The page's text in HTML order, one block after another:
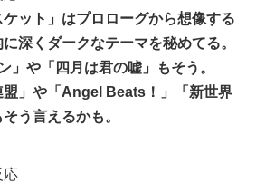
ケット」はプロローグから想像する
深くダークなテーマを秘めてる。
」や「四月は君の嘘」もそう。
盟」や「Angel Beats！」「新世界
う言えるかも。
応